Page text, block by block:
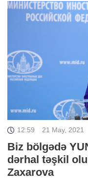
12:59 21 May, 2021
Biz bölgədə
dərhal təşkil
Zaxarova